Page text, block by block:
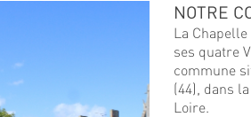
NOTRE
La
ses quatre
commune
(44), dans
Loire.